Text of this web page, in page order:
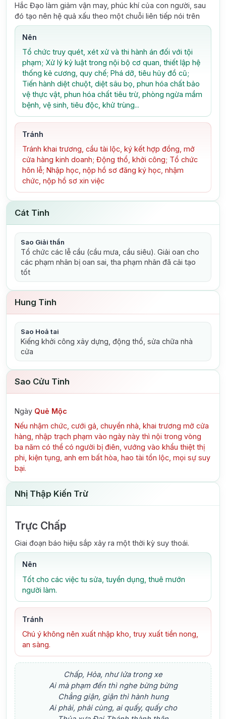
Hắc Đạo làm giảm vận may, phúc khí của con người, sau
đó tạo nên hệ quả xấu theo một chuỗi liên tiếp nói trên
Nên
Tổ chức truy quét, xét xử và thi hành án đối với tội
phạm; Xử lý kỷ luật trong nội bộ cơ quan, thiết lập hệ
thống kẻ cương, quy chế; Phá dỡ, tiêu hủy đồ cũ;
Tiến hành diệt chuột, diệt sâu bọ, phun hóa chất bảo
vệ thực vật, phun hóa chất tiêu trừ, phòng ngừa mầm
bệnh, vệ sinh, tiêu độc, khử trùng...
Tránh
Tránh khai trương, cầu tài lộc, ký kết hợp đồng, mở
cửa hàng kinh doanh; Động thổ, khởi công; Tổ chức
hôn lễ; Nhập học, nộp hồ sơ đăng ký học, nhậm
chức, nộp hồ sơ xin việc
Cát Tinh
Sao Giải thần
Tổ chức các lễ cầu (cầu mưa, cầu siêu). Giải oan cho
các phạm nhân bị oan sai, tha phạm nhân đã cải tạo
tốt
Hung Tinh
Sao Hoả tai
Kiếng khởi công xây dựng, động thổ, sửa chữa nhà
cửa
Sao Cửu Tinh
Ngày Quẻ Mộc
Nếu nhậm chức, cưới gả, chuyển nhà, khai trương mở cửa
hàng, nhập trạch phạm vào ngày này thì nội trong vòng
ba năm có thể có người bị điên, vướng vào khẩu thiệt thị
phi, kiện tụng, anh em bất hòa, hao tài tổn lộc, mọi sự suy
bại.
Nhị Thập Kiến Trừ
Trực Chấp
Giai đoạn báo hiệu sắp xảy ra một thời kỳ suy thoái.
Nên
Tốt cho các việc tu sửa, tuyển dụng, thuê mướn
người làm.
Tránh
Chú ý không nên xuất nhập kho, truy xuất tiền nong,
an sàng.
Chấp, Hỏa, như lửa trong xe
Ai mà phạm đến thì nghe bừng bừng
Chẳng giận, giận thì hành hung
Ai phải, phải cùng, ai quấy, quấy cho